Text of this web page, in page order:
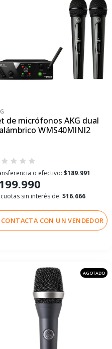
de micrófonos AKG dual
WMS40MINI2
o efectivo: $189.991
sin interés de: $16.666
CONTACTA CON UN VENDEDOR
AGOTADO